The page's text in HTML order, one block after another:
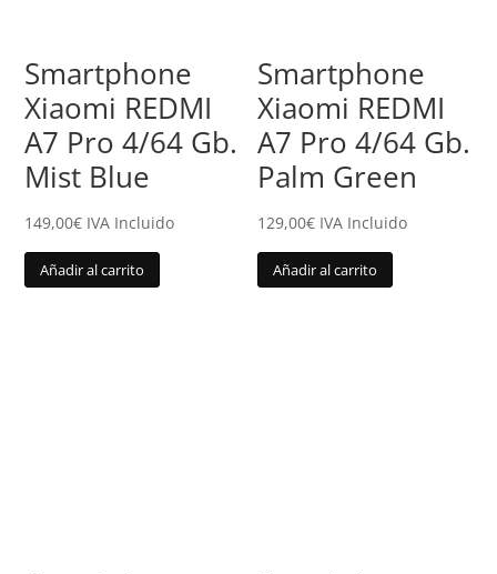
Smartphone
Xiaomi REDMI
A7 Pro 4/64 Gb.
Mist Blue
149,00€ IVA Incluido
Añadir al carrito
Smartphone
Xiaomi REDMI
A7 Pro 4/64 Gb.
Palm Green
129,00€ IVA Incluido
Añadir al carrito